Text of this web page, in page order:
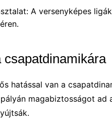
A versenyképes
csapatdinamikára
hatással van a
magabiztosságot ad